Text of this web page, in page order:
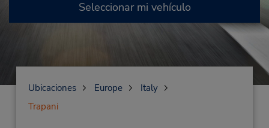
Seleccionar mi vehículo
Ubicaciones Europe
Italy
Trapani